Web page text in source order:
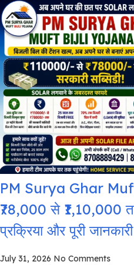
PM Surya Ghar
₹78,000 से ₹1,10,000
प्रक्रिया और पूरी जानकारी
July 31, 2026 No Comments